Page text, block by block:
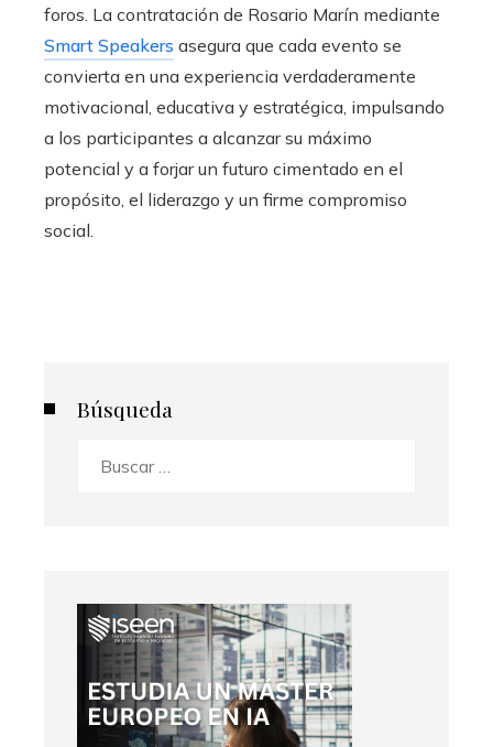
foros. La contratación de Rosario Marín mediante
Smart Speakers asegura que cada evento se
convierta en una experiencia verdaderamente
motivacional, educativa y estratégica, impulsando
a los participantes a alcanzar su máximo
potencial y a forjar un futuro cimentado en el
propósito, el liderazgo y un firme compromiso
social.
Búsqueda